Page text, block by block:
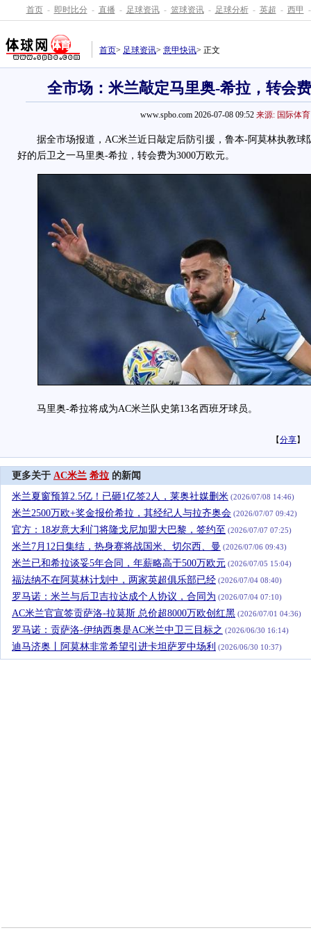
首页 - 即时比分 - 直播 - 足球资讯 - 篮球资讯 - 足球分析 - 英超 - 西甲 -
首页> 足球资讯> 意甲快讯> 正文
全市场：米兰敲定马里奥-希拉，转会
www.spbo.com 2026-07-08 09:52 来源: 国际体育
据全市场报道，AC米兰近日敲定后防引援，鲁本-阿莫林执教球
好的后卫之一马里奥-希拉，转会费为3000万欧元。
马里奥-希拉将成为AC米兰队史第13名西班牙球员。
【分享】
更多关于 AC米兰 希拉 的新闻
米兰夏窗预算2.5亿！已砸1亿签2人，莱奥社媒删米 (2026/07/08 14:46)
米兰2500万欧+奖金报价希拉，其经纪人与拉齐奥会 (2026/07/07 09:42)
官方：18岁意大利门将隆戈尼加盟大巴黎，签约至 (2026/07/07 07:25)
米兰7月12日集结，热身赛将战国米、切尔西、曼 (2026/07/06 09:43)
米兰已和希拉谈妥5年合同，年薪略高于500万欧元 (2026/07/05 15:04)
福法纳不在阿莫林计划中，两家英超俱乐部已经 (2026/07/04 08:40)
罗马诺：米兰与后卫吉拉达成个人协议，合同为 (2026/07/04 07:10)
AC米兰官宣签贡萨洛-拉莫斯 总价超8000万欧创红黑 (2026/07/01 04:36)
罗马诺：贡萨洛-伊纳西奥是AC米兰中卫三目标之 (2026/06/30 16:14)
迪马济奥丨阿莫林非常希望引进卡坦萨罗中场利 (2026/06/30 10:37)